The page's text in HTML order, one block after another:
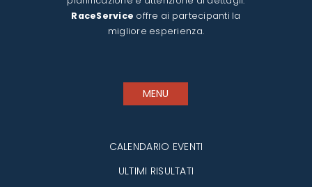
RaceService offre ai partecipanti la
migliore esperienza.
MENU
CALENDARIO EVENTI
ULTIMI RISULTATI